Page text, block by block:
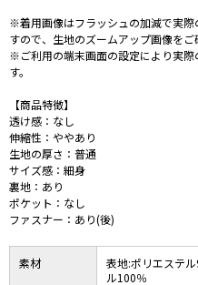
※着用画像はフラッシュの加減で実
すので、生地のズームアップ画像をご
※ご利用の端末画面の設定により実
す。
【商品特徴】
透け感：なし
伸縮性：ややあり
生地の厚さ：普通
サイズ感：細身
裏地：あり
ポケット：なし
ファスナー：あり(後)
素材
表地:ポリエステ
ル100％